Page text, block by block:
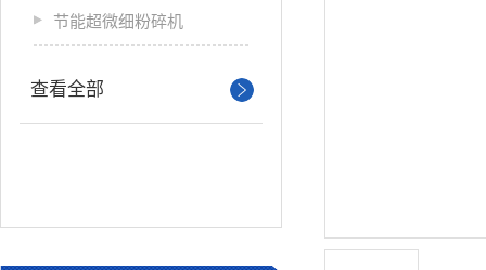
节能超微细粉碎机
查看全部